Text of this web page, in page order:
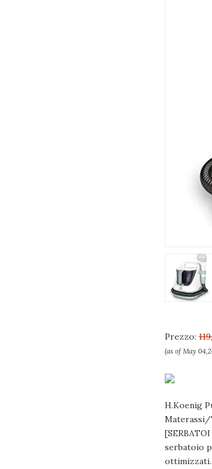
Prezzo:
(as of May
H.Koenig
Materassi/
serbatoio
ottimizzati.